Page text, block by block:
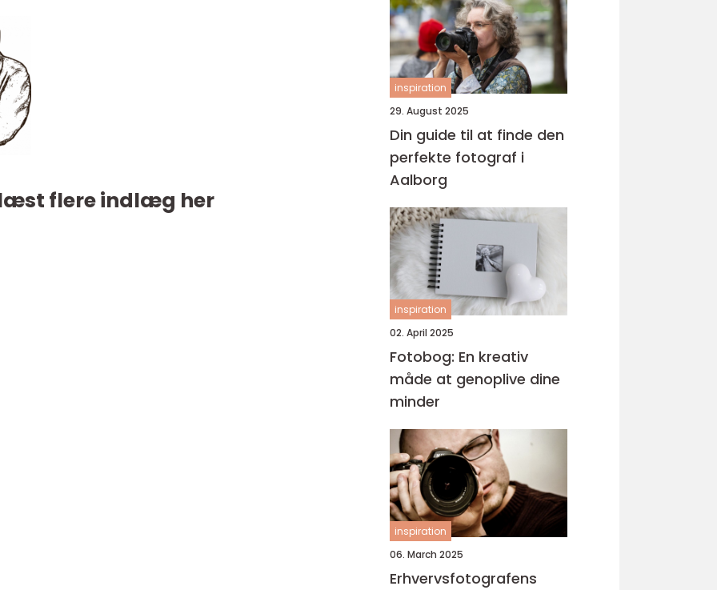
flere indlæg her
inspiration
29. August 2025
Din guide til at finde den
perfekte fotograf i
Aalborg
inspiration
02. April 2025
Fotobog: En kreativ
måde at genoplive dine
minder
inspiration
06. March 2025
Erhvervsfotografens